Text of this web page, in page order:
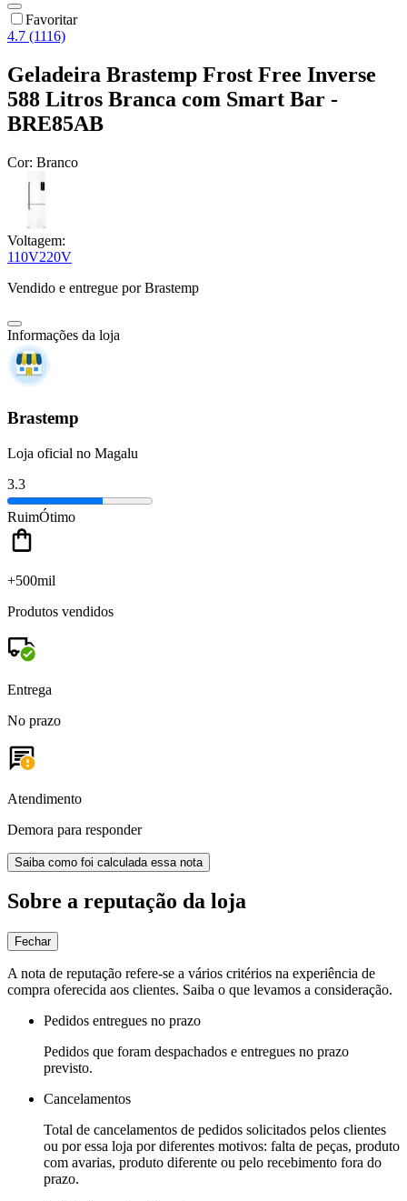
Favoritar
4.7 (1116)
Geladeira Brastemp Frost Free Inverse
588 Litros Branca com Smart Bar -
BRE85AB
Cor: Branco
Voltagem:
110V220V
Vendido e entregue por Brastemp
Informações da loja
Brastemp
Loja oficial no Magalu
3.3
RuimÓtimo
+500mil
Produtos vendidos
Entrega
No prazo
Atendimento
Demora para responder
Saiba como foi calculada essa nota
Sobre a reputação da loja
Fechar
A nota de reputação refere-se a vários critérios na experiência de
compra oferecida aos clientes. Saiba o que levamos a consideração.
Pedidos entregues no prazo
Pedidos que foram despachados e entregues no prazo
previsto.
Cancelamentos
Total de cancelamentos de pedidos solicitados pelos clientes
ou por essa loja por diferentes motivos: falta de peças, produto
com avarias, produto diferente ou pelo recebimento fora do
prazo.